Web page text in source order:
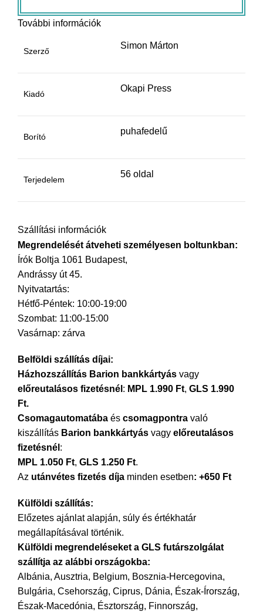
További információk
Szerző
Simon Márton
Kiadó
Okapi Press
Borító
puhafedelű
Terjedelem
56 oldal
Szállítási információk
Megrendelését átveheti személyesen boltunkban:
Írók Boltja 1061 Budapest,
Andrássy út 45.
Nyitvatartás:
Hétfő-Péntek: 10:00-19:00
Szombat: 11:00-15:00
Vasárnap: zárva
Belföldi szállítás díjai:
Házhozszállítás Barion bankkártyás vagy
előreutalásos fizetésnél : MPL 1.990 Ft, GLS 1.990
Ft.
Csomagautomatába és csomagpontra való
kiszállítás Barion bankkártyás vagy előreutalásos
fizetésnél :
MPL 1.050 Ft, GLS 1.250 Ft.
Az utánvétes fizetés díja minden esetben: +650 Ft
Külföldi szállítás:
Előzetes ajánlat alapján, súly és értékhatár
megállapításával történik.
Külföldi megrendeléseket a GLS futárszolgálat
szállítja az alábbi országokba:
Albánia, Ausztria, Belgium, Bosznia-Hercegovina,
Bulgária, Csehország, Ciprus, Dánia, Észak-Írország,
Észak-Macedónia, Észtország, Finnország,